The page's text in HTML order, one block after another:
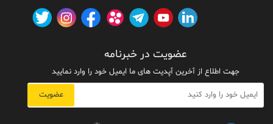
عضویت در خبرنامه
جهت اطلاع از آخرین آپدیت های ما ایمیل خود را وارد نمایید
عضویت